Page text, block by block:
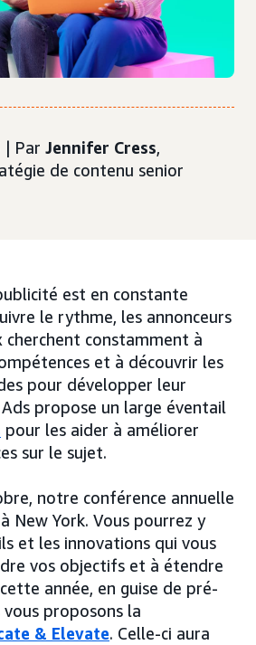
Par Jennifer Cress,
de contenu senior
est en constante
le rythme, les annonceurs
cherchent constamment à
et à découvrir les
pour développer leur
propose un large éventail
pour les aider à améliorer
sur le sujet.
notre conférence annuelle
New York. Vous pourrez y
et les innovations qui vous
vos objectifs et à étendre
année, en guise de pré-
proposons la
& Elevate. Celle-ci aura